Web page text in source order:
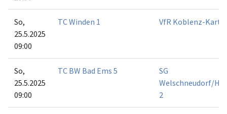
So,
25.5.2025
09:00
TC Winden 1 VfR Koblenz-
So,
25.5.2025
09:00
TC BW Bad Ems 5
SG
Welschneudorf/
2